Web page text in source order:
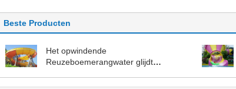
Beste Producten
Het opwindende
Reuzeboemerangwater glijdt